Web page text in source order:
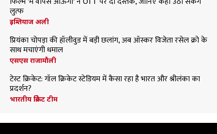
लुत्फ
इम्तियाज अली
प्रियंका चोपड़ा की हॉलीवुड में बड़ी छलांग, अब ऑस्कर विजेता रसेल क्रो के
साथ मचाएंगी धमाल
एसएस राजामौली
टेस्ट क्रिकेट: गॉल क्रिकेट स्टेडियम में कैसा रहा है भारत और श्रीलंका का
प्रदर्शन?
भारतीय क्रिकेट टीम